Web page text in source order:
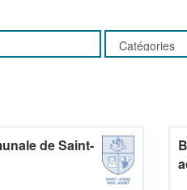
de Saint-